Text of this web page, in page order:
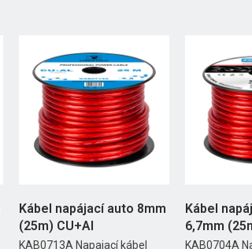
Kábel napájací auto 8mm
(25m) CU+Al
KAB0713A Napajací kábel
Kábel
KAB0704A